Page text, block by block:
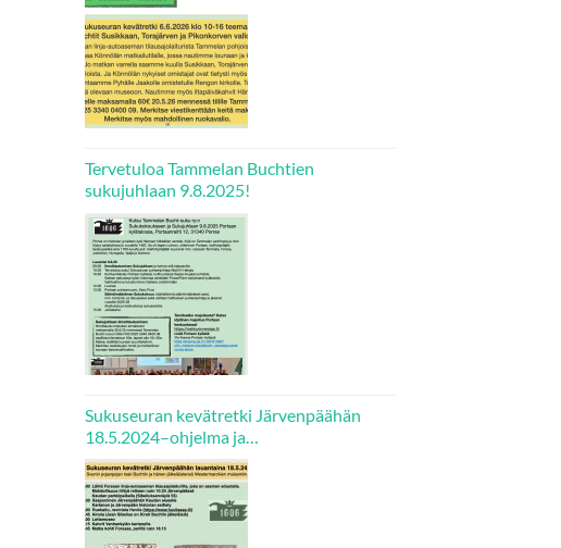
Tervetuloa Tammelan Buchtien
sukujuhlaan 9.8.2025!
Sukuseuran kevätretki Järvenpäähän
18.5.2024–ohjelma ja
ilmoittautumisohjeet